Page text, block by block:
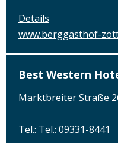
Details
www.berggasthof-
Best Western
Marktbreiter Straße
Tel.: Tel.: 09331-8441